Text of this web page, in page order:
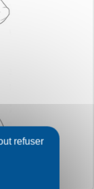
refuser